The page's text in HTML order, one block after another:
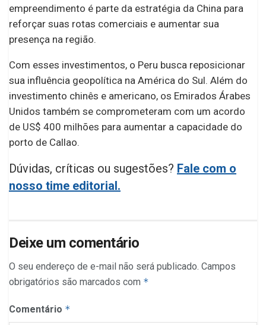
empreendimento é parte da estratégia da China para
reforçar suas rotas comerciais e aumentar sua
presença na região.
Com esses investimentos, o Peru busca reposicionar
sua influência geopolítica na América do Sul. Além do
investimento chinês e americano, os Emirados Árabes
Unidos também se comprometeram com um acordo
de US$ 400 milhões para aumentar a capacidade do
porto de Callao.
Dúvidas, críticas ou sugestões? Fale com o
nosso time editorial.
Deixe um comentário
O seu endereço de e-mail não será publicado. Campos
obrigatórios são marcados com *
Comentário *